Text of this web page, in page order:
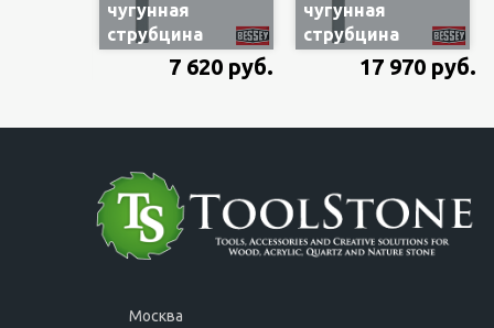
чугунная
струбцина
Bessey TGN30T20
для глубокого
мм, с
ручкой
7 620 руб.
чугунная
струбцина
Bessey TGN40T40
для глубокого
мм, с
17 970 руб.
Москва